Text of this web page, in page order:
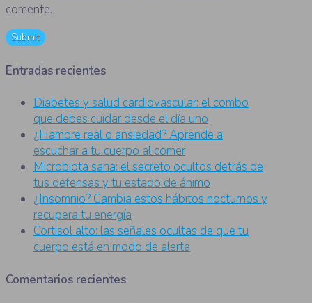
comente.
Entradas recientes
Diabetes y salud cardiovascular: el combo
que debes cuidar desde el día uno
¿Hambre real o ansiedad? Aprende a
escuchar a tu cuerpo al comer
Microbiota sana: el secreto ocultos detrás de
tus defensas y tu estado de ánimo
¿Insomnio? Cambia estos hábitos nocturnos y
recupera tu energía
Cortisol alto: las señales ocultas de que tu
cuerpo está en modo de alerta
Comentarios recientes